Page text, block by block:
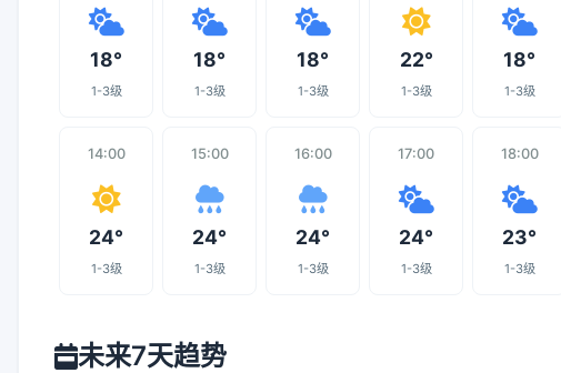
18°
1-3级
18°
1-3级
18°
1-3级
22°
1-3级
18°
1-3级
14:00
24°
1-3级
15:00
24°
1-3级
16:00
24°
1-3级
17:00
24°
1-3级
18:00
23°
1-3级
未来7天趋势